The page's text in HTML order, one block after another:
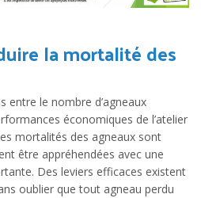
la mortalité des
entre le nombre d’agneaux
économiques de l’atelier
mortalités des agneaux sont
être appréhendées avec une
Des leviers efficaces existent
oublier que tout agneau perdu